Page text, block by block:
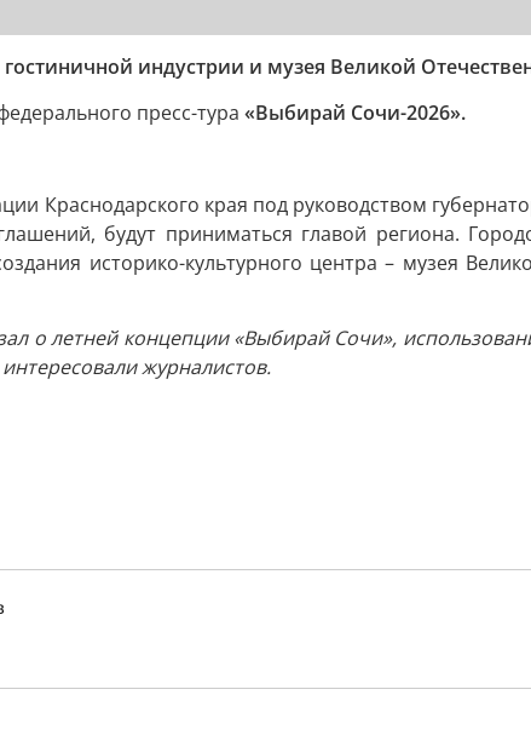
индустрии и музея Великой
пресс-тура «Выбирай Сочи-2026».
Краснодарского края под руководством
будут приниматься главой региона.
историко-культурного центра – музея
о летней концепции «Выбирай Сочи»,
журналистов.